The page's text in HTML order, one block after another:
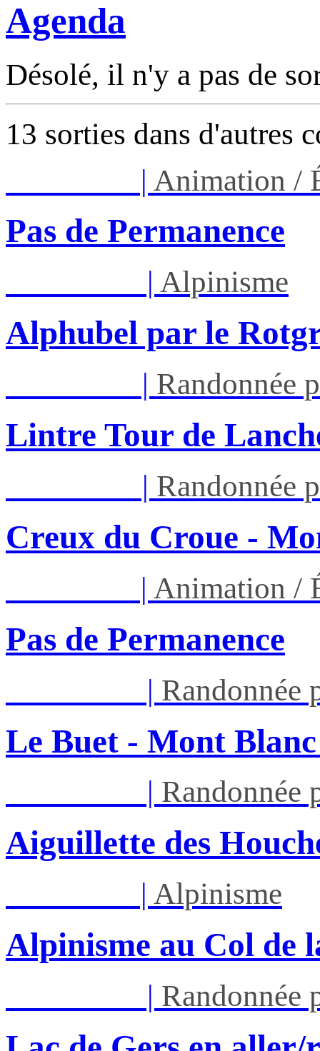
Agenda
Désolé, il n'y a pas de
13 sorties dans d'autres
| Animation /
Pas de Permanence
| Alpinisme
Alphubel par le
| Randonnée
Lintre Tour de
| Randonnée
Creux du Croue -
| Animation /
Pas de Permanence
| Randonnée
Le Buet - Mont Blanc
| Randonnée
Aiguillette des
| Alpinisme
Alpinisme au Col de
| Randonnée